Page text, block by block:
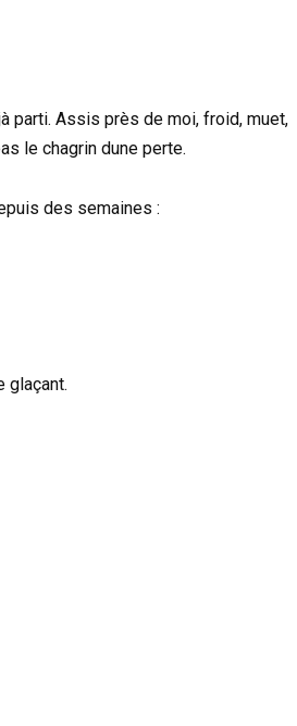
parti. Assis près de moi, froid, muet,
le chagrin dune perte.
des semaines :
glaçant.